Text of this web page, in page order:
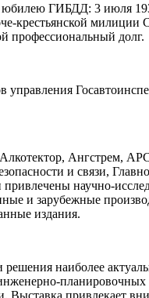
юбилею ГИБДД: 3 июля
крестьянской
профессиональный долг.
управления
Алкотектор, Ангстрем,
и связи,
научно-
и зарубежные
издания.
решения наиболее
привлекает